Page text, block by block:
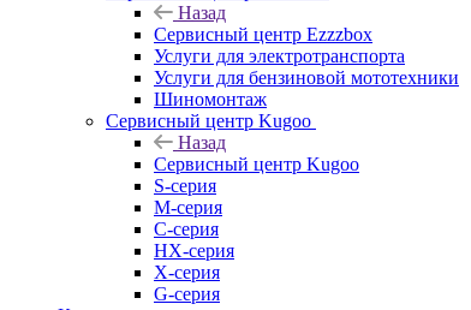
Назад
Сервисный центр Ezzzbox
Услуги для электротранспорта
Услуги для бензиновой мототехники
Шиномонтаж
Сервисный центр Kugoo
Назад
Сервисный центр Kugoo
S-cерия
M-серия
С-серия
HX-серия
X-серия
G-серия